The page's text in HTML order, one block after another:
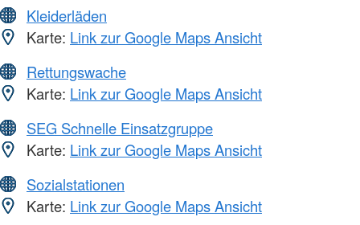
Kleiderläden
Karte: Link zur Google Maps Ansicht
Rettungswache
Karte: Link zur Google Maps Ansicht
SEG Schnelle Einsatzgruppe
Karte: Link zur Google Maps Ansicht
Sozialstationen
Karte: Link zur Google Maps Ansicht